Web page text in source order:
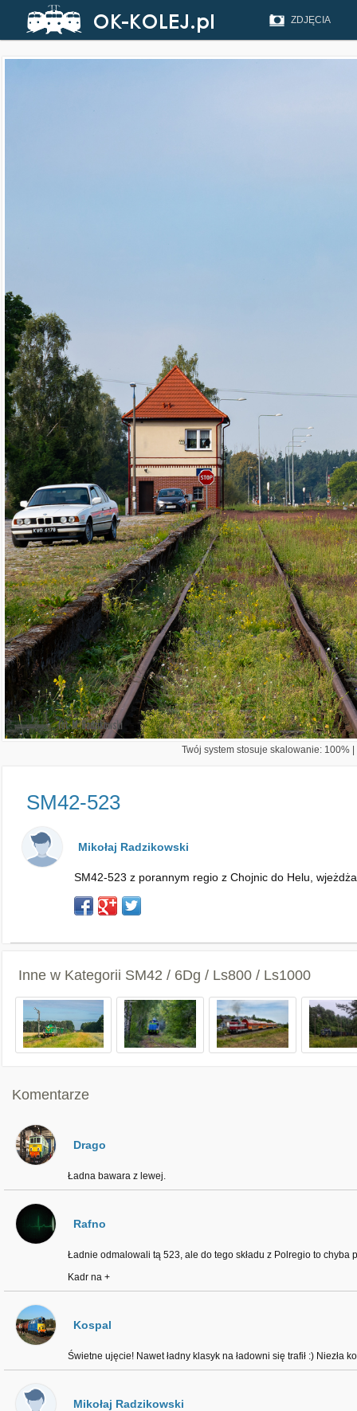
ZDJĘCIA
Twój system stosuje skalowanie: 100%
SM42-523
Mikołaj Radzikowski
SM42-523 z porannym regio z Chojnic do Helu,
Inne w Kategorii SM42 / 6Dg / Ls800 / Ls1000
Komentarze
Drago
Ładna bawara z lewej.
Rafno
Ładnie odmalowali tą 523, ale do tego składu z Polregio to
Kadr na +
Kospal
Świetne ujęcie! Nawet ładny klasyk na ładowni się trafił :) Niezła
Mikołaj Radzikowski